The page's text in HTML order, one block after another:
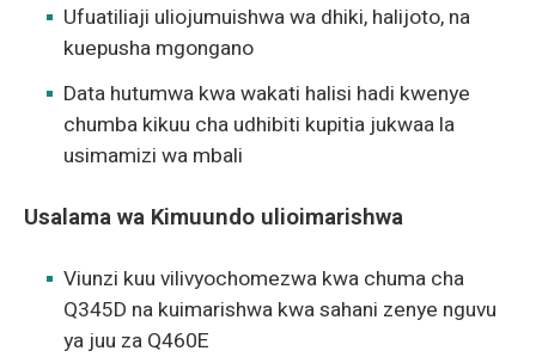
Ufuatiliaji uliojumuishwa wa dhiki, halijoto, na
kuepusha mgongano
Data hutumwa kwa wakati halisi hadi kwenye
chumba kikuu cha udhibiti kupitia jukwaa la
usimamizi wa mbali
Usalama wa Kimuundo ulioimarishwa
Viunzi kuu vilivyochomezwa kwa chuma cha
Q345D na kuimarishwa kwa sahani zenye nguvu
ya juu za Q460E